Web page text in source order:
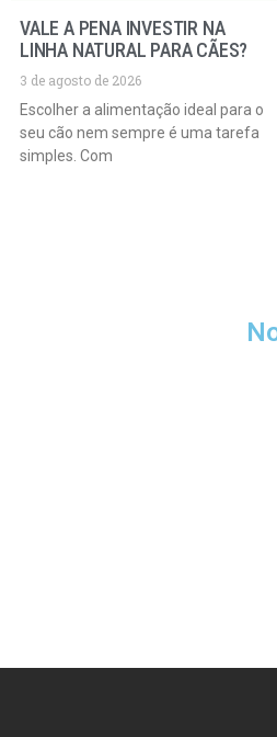
VALE A PENA INVESTIR NA
LINHA NATURAL PARA CÃES?
3 de agosto de 2026
Escolher a alimentação ideal para o
seu cão nem sempre é uma tarefa
simples. Com